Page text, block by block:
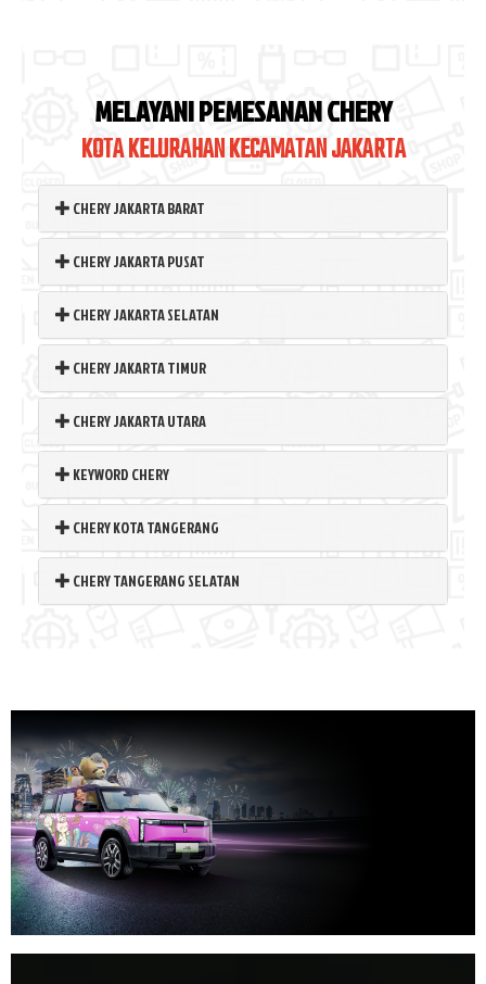
MELAYANI PEMESANAN CHERY
KOTA KELURAHAN KECAMATAN JAKARTA
CHERY JAKARTA BARAT
CHERY JAKARTA PUSAT
CHERY JAKARTA SELATAN
CHERY JAKARTA TIMUR
CHERY JAKARTA UTARA
KEYWORD CHERY
CHERY KOTA TANGERANG
CHERY TANGERANG SELATAN